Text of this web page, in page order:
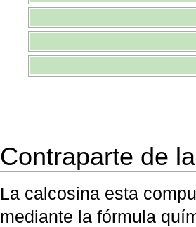
Contraparte de
La calcosina esta
mediante la fórmula